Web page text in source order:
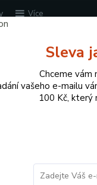
Více
marketingových
Sleva
Chceme vám
vašeho e-mailu
100 Kč, který